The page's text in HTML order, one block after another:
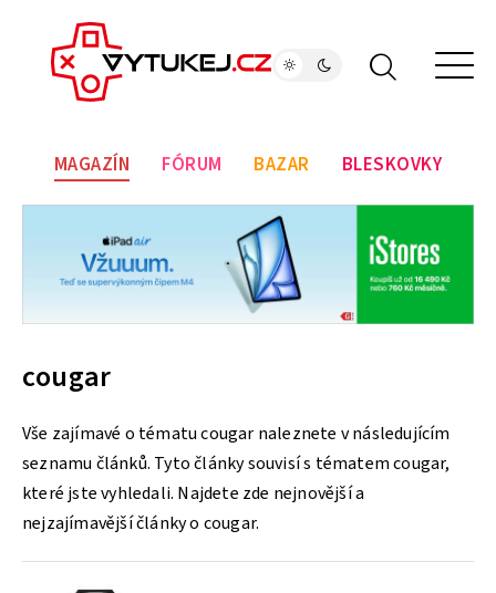
MAGAZÍN FÓRUM BAZAR BLESKOVKY
cougar
Vše zajímavé o tématu cougar naleznete v následujícím
seznamu článků. Tyto články souvisí s tématem cougar,
které jste vyhledali. Najdete zde nejnovější a
nejzajímavější články o cougar.